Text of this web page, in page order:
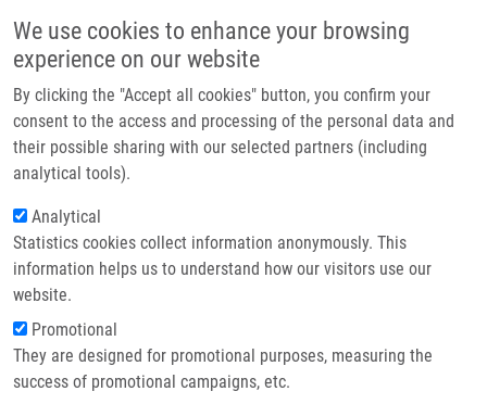
We use cookies to enhance your browsing
experience on our website
By clicking the "Accept all cookies" button, you confirm your
consent to the access and processing of the personal data and
their possible sharing with our selected partners (including
analytical tools).
Analytical
Statistics cookies collect information anonymously. This
information helps us to understand how our visitors use our
website.
Promotional
They are designed for promotional purposes, measuring the
success of promotional campaigns, etc.
Header image
Drobečková navigace
Domů Kleveta David